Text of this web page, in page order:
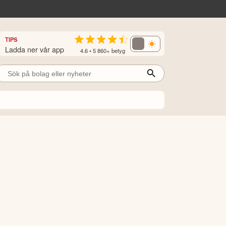
TIPS
Ladda ner vår app 4.6 • 5 860+ betyg